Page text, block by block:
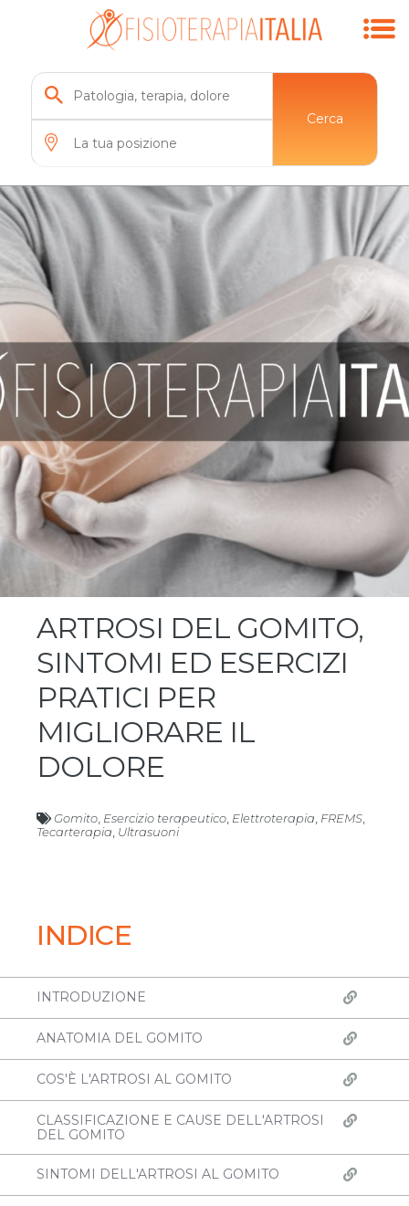
Cerca
ARTROSI DEL GOMITO,
SINTOMI ED ESERCIZI
PRATICI PER
MIGLIORARE IL
DOLORE
Gomito Esercizio terapeutico Elettroterapia FREMS
Tecarterapia Ultrasuoni
INDICE
INTRODUZIONE
ANATOMIA DEL GOMITO
COS'È L'ARTROSI AL GOMITO
CLASSIFICAZIONE E CAUSE DELL'ARTROSI
DEL GOMITO
SINTOMI DELL'ARTROSI AL GOMITO